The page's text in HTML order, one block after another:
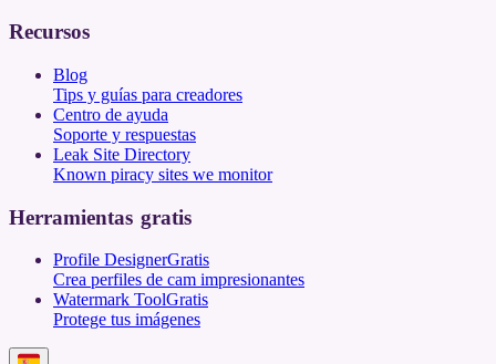
Recursos
Blog
Tips y guías para creadores
Centro de ayuda
Soporte y respuestas
Leak Site Directory
Known piracy sites we monitor
Herramientas gratis
Profile DesignerGratis
Crea perfiles de cam impresionantes
Watermark ToolGratis
Protege tus imágenes